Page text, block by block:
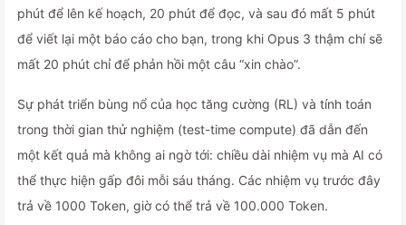
phút để lên kế hoạch, 20 phút để đọc, và sau đó mất 5 phút
để viết lại một báo cáo cho bạn, trong khi Opus 3 thậm chí sẽ
mất 20 phút chỉ để phản hồi một câu “xin chào”.
Sự phát triển bùng nổ của học tăng cường (RL) và tính toán
trong thời gian thử nghiệm (test-time compute) đã dẫn đến
một kết quả mà không ai ngờ tới: chiều dài nhiệm vụ mà AI có
thể thực hiện gấp đôi mỗi sáu tháng. Các nhiệm vụ trước đây
trả về 1000 Token, giờ có thể trả về 100.000 Token.